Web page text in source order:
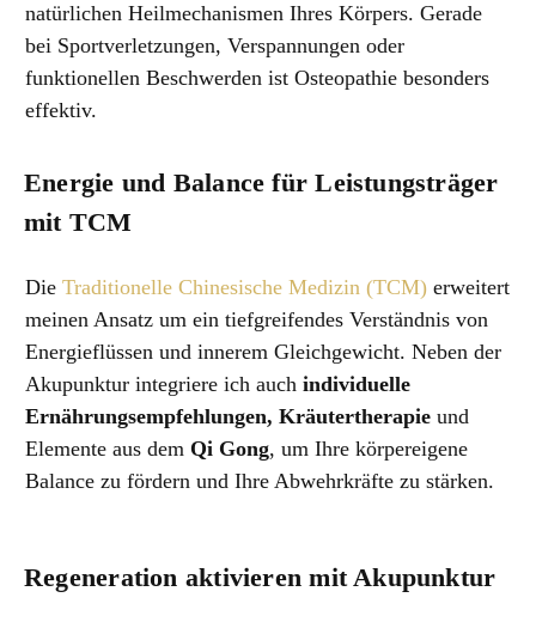
natürlichen Heilmechanismen Ihres Körpers. Gerade
bei Sportverletzungen, Verspannungen oder
funktionellen Beschwerden ist Osteopathie besonders
effektiv.
Energie und Balance für Leistungsträger
mit TCM
Die Traditionelle Chinesische Medizin (TCM) erweitert
meinen Ansatz um ein tiefgreifendes Verständnis von
Energieflüssen und innerem Gleichgewicht. Neben der
Akupunktur integriere ich auch individuelle
Ernährungsempfehlungen, Kräutertherapie und
Elemente aus dem Qi Gong, um Ihre körpereigene
Balance zu fördern und Ihre Abwehrkräfte zu stärken.
Regeneration aktivieren mit Akupunktur